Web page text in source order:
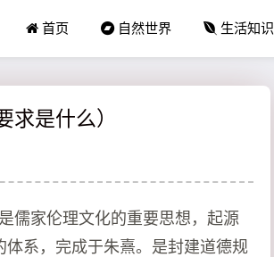
首页 自然世界 生活知识
求是什么）
儒家伦理文化的重要思想，起源
系，完成于朱熹。是封建道德规